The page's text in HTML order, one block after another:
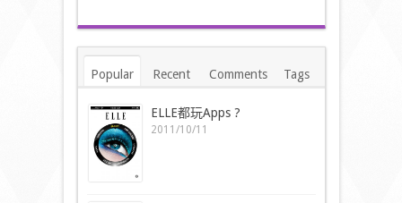
Popular Recent Comments Tags
ELLE都玩Apps ?
2011/10/11